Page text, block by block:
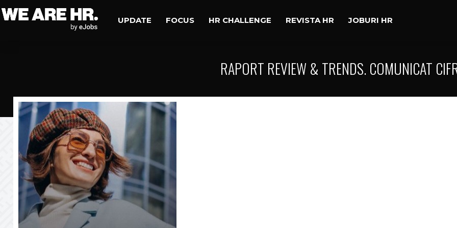
UPDATE FOCUS HR CHALLENGE REVISTA HR JOBURI HR
RAPORT REVIEW & TRENDS. COMUNICAT